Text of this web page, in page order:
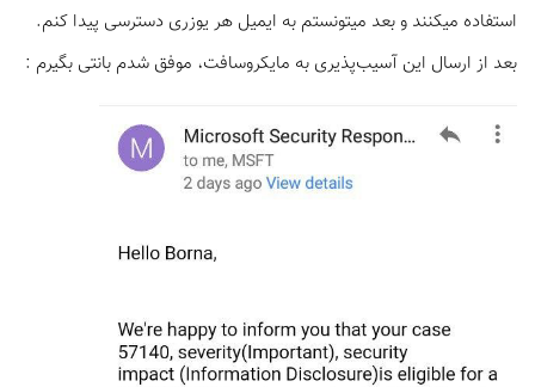
استفاده میکنند و بعد میتونستم به ایمیل هر یوزری دسترسی پیدا کنم.
بعد از ارسال این آسیب‌پذیری به مایکروسافت، موفق شدم بانتی بگیرم :